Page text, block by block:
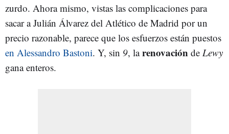
zurdo. Ahora mismo, vistas las complicaciones para
sacar a Julián Álvarez del Atlético de Madrid por un
precio razonable, parece que los esfuerzos están puestos
en Alessandro Bastoni. Y, sin 9, larenovación de Lewy
gana enteros.